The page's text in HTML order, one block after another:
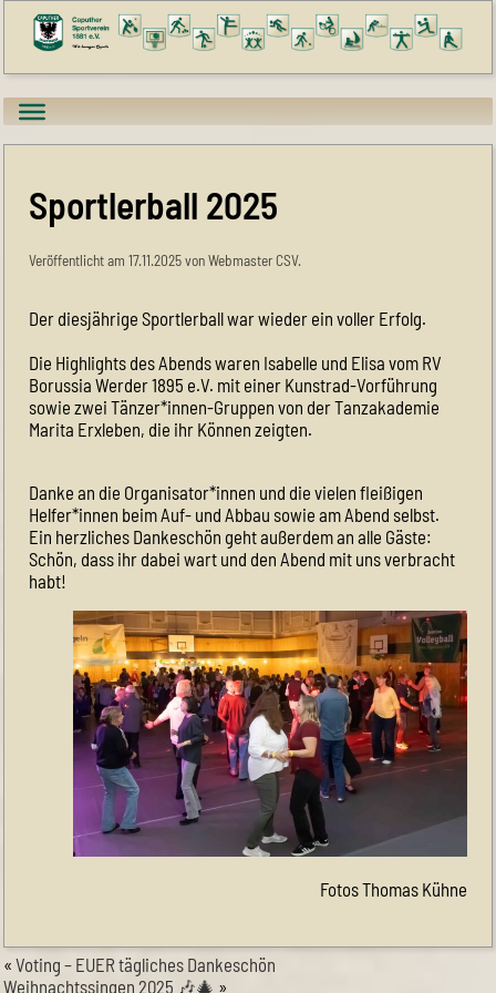
Sportlerball 2025
Veröffentlicht am 17.11.2025 von Webmaster CSV.
Der diesjährige Sportlerball war wieder ein voller Erfolg.
Die Highlights des Abends waren Isabelle und Elisa vom RV
Borussia Werder 1895 e.V. mit einer Kunstrad-Vorführung
sowie zwei Tänzer*innen-Gruppen von der Tanzakademie
Marita Erxleben, die ihr Können zeigten.
Danke an die Organisator*innen und die vielen fleißigen
Helfer*innen beim Auf- und Abbau sowie am Abend selbst.
Ein herzliches Dankeschön geht außerdem an alle Gäste:
Schön, dass ihr dabei wart und den Abend mit uns verbracht
habt!
Fotos Thomas Kühne
«Voting – EUER tägliches Dankeschön
Weihnachtssingen 2025 🎶🎄 »